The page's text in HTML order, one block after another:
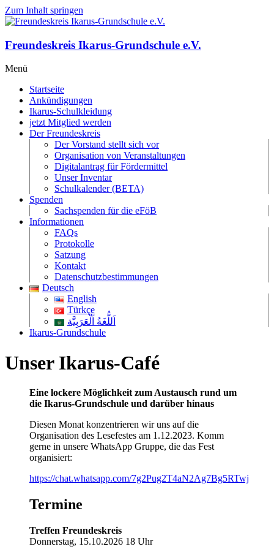
Zum Inhalt springen
Freundeskreis Ikarus-Grundschule e.V.
Menü
Startseite
Ankündigungen
Ikarus-Schulkleidung
jetzt Mitglied werden
Der Freundeskreis
Der Vorstand stellt sich vor
Organisation von Veranstaltungen
Digitalantrag für Fördermittel
Unser Inventar
Schulkalender (BETA)
Spenden
Sachspenden für die eFöB
Informationen
FAQs
Protokolle
Satzung
Kontakt
Datenschutzbestimmungen
Deutsch
English
Türkçe
اَللُّغَةُ اَلْعَرَبِيَّة
Ikarus-Grundschule
Unser Ikarus-Café
Eine lockere Möglichkeit zum Austausch rund um
die Ikarus-Grundschule und darüber hinaus
Diesen Monat konzentrieren wir uns auf die
Organisation des Lesefestes am 1.12.2023. Komm
gerne in unsere WhatsApp Gruppe, die das Fest
organisiert:
https://chat.whatsapp.com/7g2Pug2T4aN2Ag7Bg5RTwj
Termine
Treffen Freundeskreis
Donnerstag, 15.10.2026 18 Uhr